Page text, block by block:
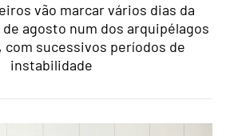
vão marcar vários dias da
agosto num dos arquipélagos
sucessivos períodos de
instabilidade